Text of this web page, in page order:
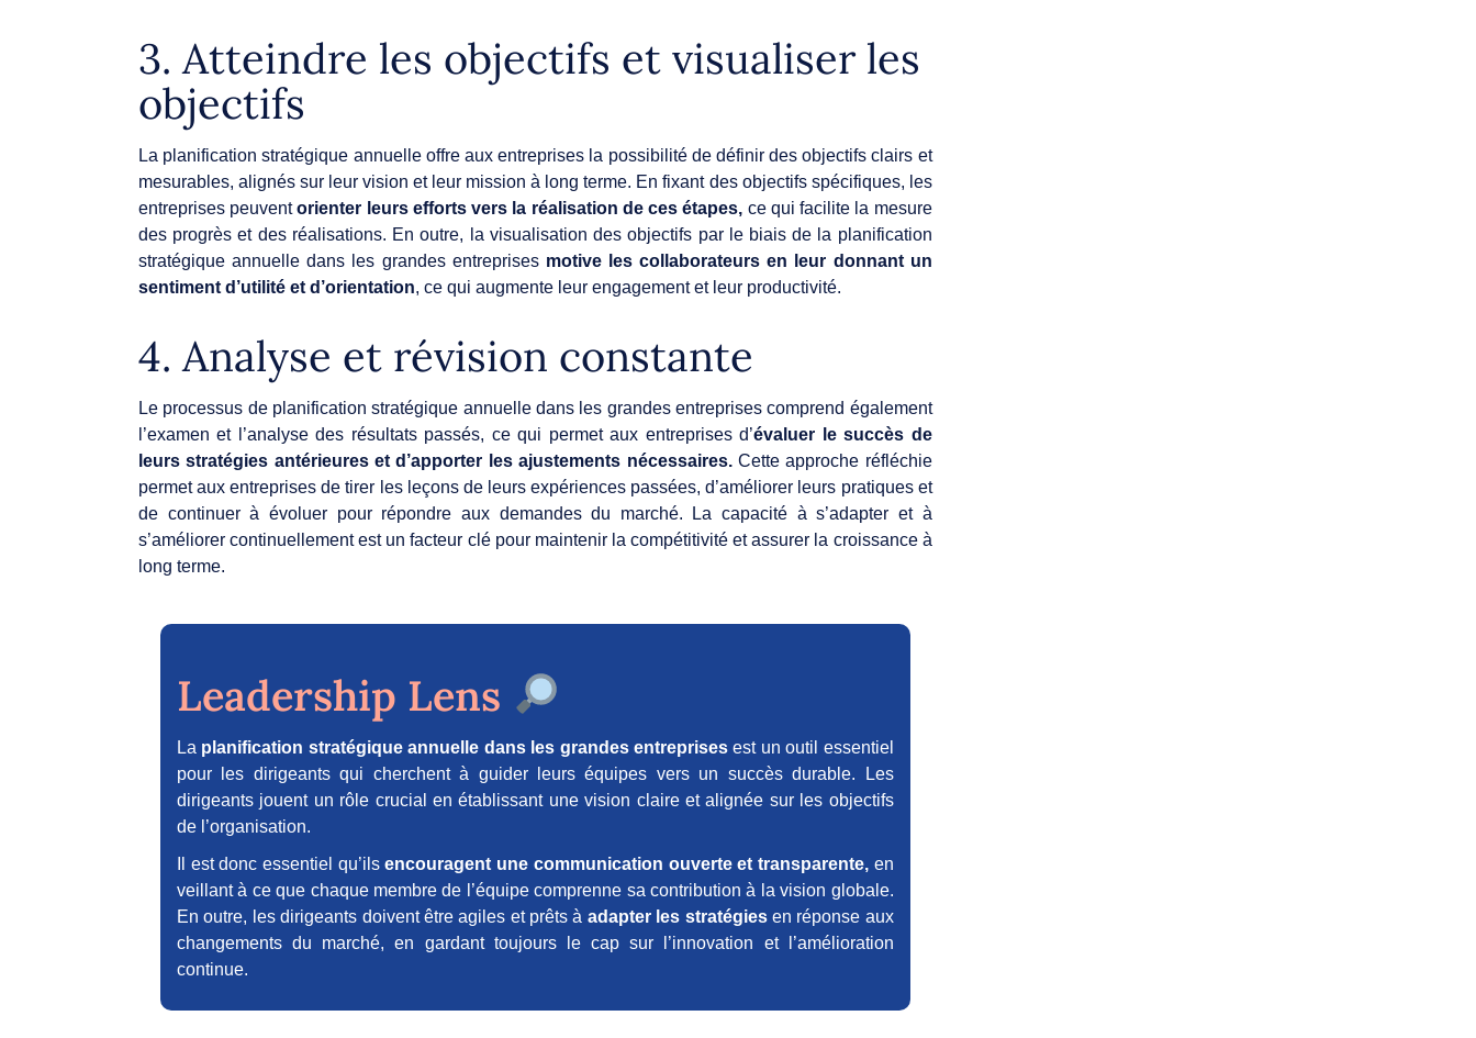
3. Atteindre les objectifs et visualiser les
objectifs
La planification stratégique annuelle offre aux entreprises la possibilité de définir des objectifs clairs et
mesurables, alignés sur leur vision et leur mission à long terme. En fixant des objectifs spécifiques, les
entreprises peuventorienter leurs efforts vers la réalisation de ces étapes, ce qui facilite la mesure
des progrès et des réalisations. En outre, la visualisation des objectifs par le biais de la planification
stratégique annuelle dans les grandes entreprises motive les collaborateurs en leur donnant un
sentiment d’utilité et d’orientation, ce qui augmente leur engagement et leur productivité.
4. Analyse et révision constante
Le processus de planification stratégique annuelle dans les grandes entreprises comprend également
l’examen et l’analyse des résultats passés, ce qui permet aux entreprises d’évaluer le succès de
leurs stratégies antérieures et d’apporter les ajustements nécessaires.Cette approche réfléchie
permet aux entreprises de tirer les leçons de leurs expériences passées, d’améliorer leurs pratiques et
de continuer à évoluer pour répondre aux demandes du marché. La capacité à s’adapter et à
s’améliorer continuellement est un facteur clé pour maintenir la compétitivité et assurer la croissance à
long terme.
Leadership Lens
La planification stratégique annuelle dans les grandes entreprisesest un outil essentiel
pour les dirigeants qui cherchent à guider leurs équipes vers un succès durable. Les
dirigeants jouent un rôle crucial en établissant une vision claire et alignée sur les objectifs
de l’organisation.
Il est donc essentiel qu’ilsencouragent une communication ouverte et transparente,en
veillant à ce que chaque membre de l’équipe comprenne sa contribution à la vision globale.
En outre, les dirigeants doivent être agiles et prêts à adapter les stratégiesen réponse aux
changements du marché, en gardant toujours le cap sur l’innovation et l’amélioration
continue.